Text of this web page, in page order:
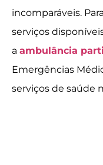
incomparáveis.
serviços
a ambulância
Emergências
serviços de saúde